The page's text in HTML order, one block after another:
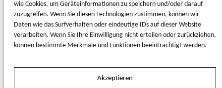
wie Cookies, um Geräteinformationen zu speichern und/oder darauf
zuzugreifen. Wenn Sie diesen Technologien zustimmen, können wir
Daten wie das Surfverhalten oder eindeutige IDs auf dieser Website
verarbeiten. Wenn Sie Ihre Einwilligung nicht erteilen oder zurückziehen,
können bestimmte Merkmale und Funktionen beeinträchtigt werden.
Akzeptieren
Cookie-Richtlinie (EU)
townhouse.berlin@vagabondclub.com
Goethestraße 87, 10623 Berlin, Deutschland